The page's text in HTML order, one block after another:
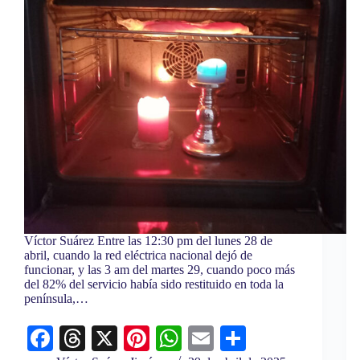
Víctor Suárez Entre las 12:30 pm del lunes 28 de
abril, cuando la red eléctrica nacional dejó de
funcionar, y las 3 am del martes 29, cuando poco más
del 82% del servicio había sido restituido en toda la
península,…
Fa
T
X
Pi
W
E